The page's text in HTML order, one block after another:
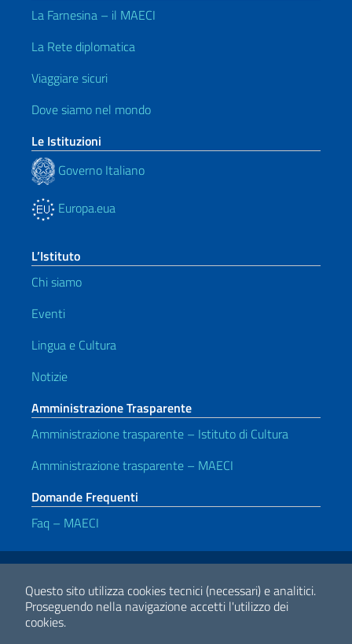
Questo sito utilizza cookies tecnici (necessari) e analitici.
Proseguendo nella navigazione accetti l'utilizzo dei
cookies.
La Farnesina – il MAECI
La Rete diplomatica
Viaggiare sicuri
Dove siamo nel mondo
Le Istituzioni
Governo Italiano
Europa.eua
L’Istituto
Chi siamo
Eventi
Lingua e Cultura
Notizie
Amministrazione Trasparente
Amministrazione trasparente – Istituto di Cultura
Amministrazione trasparente – MAECI
Domande Frequenti
Faq – MAECI
Link Utili